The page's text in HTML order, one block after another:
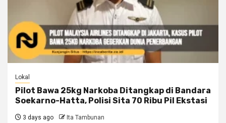
Lokal
Pilot Bawa 25kg Narkoba Ditangkap di Bandara
Soekarno-Hatta, Polisi Sita 70 Ribu Pil Ekstasi
3 days ago Ita Tambunan